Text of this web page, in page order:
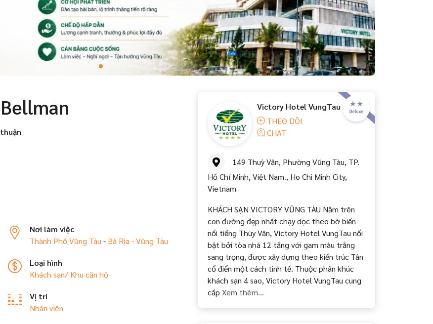
Nơi làm việc
Thành Phố Vũng Tàu - Bà Rịa - Vũng Tàu
Loại hình
Khách sạn/ Khu căn hộ
Vị trí
Nhân viên
Victory Hotel VungTau
THEO DÕI
CHAT
149 Thuỳ Vân, Phường Vũng Tàu, TP.
Hồ Chí Minh, Việt Nam., Ho Chi Minh City,
Vietnam
KHÁCH SẠN VICTORY VŨNG TÀU Nằm trên
con đường đẹp nhất chạy dọc theo bờ biển
nổi tiếng Thùy Vân, Victory Hotel VungTau nổi
bật bởi tòa nhà 12 tầng với gam màu trắng
sang trọng, được xây dựng theo kiến trúc Tân
cổ điển một cách tinh tế. Thuộc phân khúc
khách sạn 4 sao, Victory Hotel VungTau cung
cấp Xem thêm...